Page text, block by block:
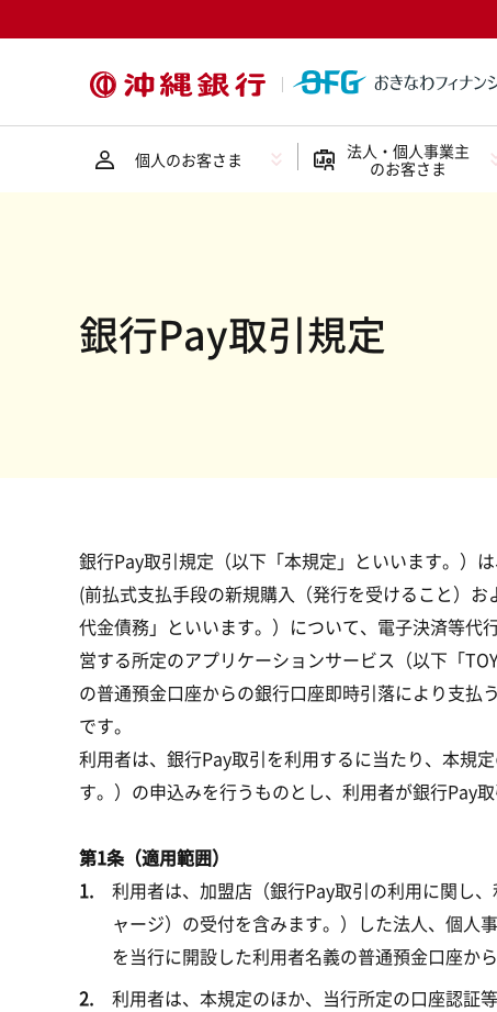
個人のお客さま
法人・個人事業主
のお客さま
銀行Pay取引規定
銀行Pay取引規定（以下「本規定」といいます。）
(前払式支払手段の新規購入（発行を受けること）
代金債務」といいます。）について、電子決済等代
営する所定のアプリケーションサービス（以下「
の普通預金口座からの銀行口座即時引落により支
です。
利用者は、銀行Pay取引を利用するに当たり、本規
す。）の申込みを行うものとし、利用者が銀行Pay
第1条（適用範囲）
利用者は、加盟店（銀行Pay取引の利用に関し
ャージ）の受付を含みます。）した法人、個人
を当行に開設した利用者名義の普通預金口座か
利用者は、本規定のほか、当行所定の口座認証